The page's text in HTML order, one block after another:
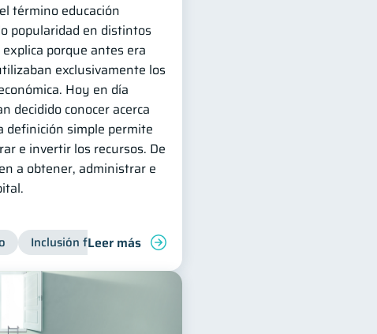
deudas Finanzas familiares
término educación
popularidad en distintos
porque antes era
exclusivamente los
Hoy en día
decidido conocer acerca
definición simple permite
e invertir los recursos. De
a obtener, administrar e
Inclusión financiera Finanzas para jóvenes
Leer más